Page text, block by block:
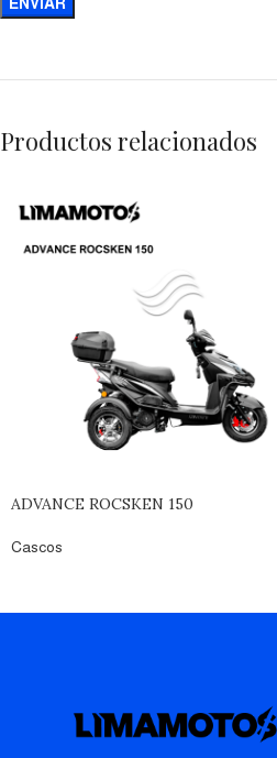
Productos relacionados
ADVANCE ROCSKEN 150
Cascos